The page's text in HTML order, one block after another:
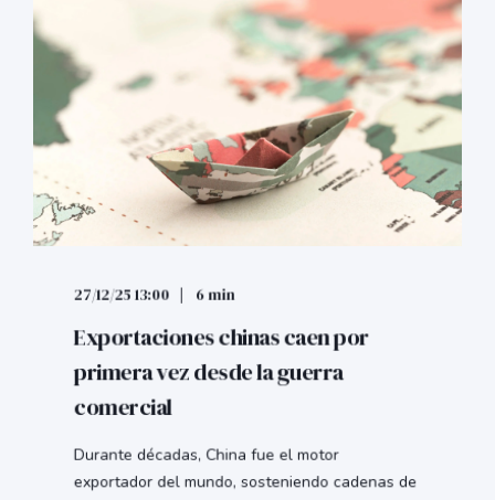
27/12/25 13:00 6 min
Exportaciones chinas caen por
primera vez desde la guerra
comercial
Durante décadas, China fue el motor
exportador del mundo, sosteniendo cadenas de